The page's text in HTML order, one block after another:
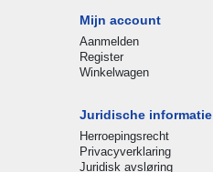
Mijn account
Aanmelden
Register
Winkelwagen
Juridische informatie
Herroepingsrecht
Privacyverklaring
Juridisk avsløring